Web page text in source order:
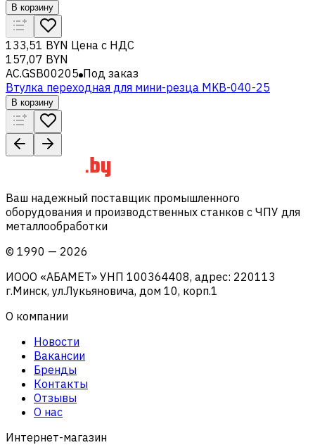
В корзину
133,51 BYN Цена с НДС
157,07 BYN
AC.GSB00205 Под заказ
Втулка переходная для мини-резца MKB-040-25
В корзину
Ваш надежный поставщик промышленного
оборудования и производственных станков с ЧПУ для
металлообработки
© 1990 — 2026
ИООО «АБАМЕТ» УНП 100364408, адрес: 220113
г.Минск, ул.Лукьяновича, дом 10, корп.1
О компании
Новости
Вакансии
Бренды
Контакты
Отзывы
О нас
Интернет-магазин